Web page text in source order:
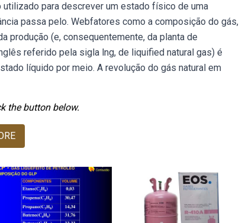
para descrever um estado físico de uma
passa pelo. Webfatores como a composição do gás,
produção (e, consequentemente, da planta de
referido pela sigla lng, de liquified natural gas) é
líquido por meio. A revolução do gás natural em
the button below.